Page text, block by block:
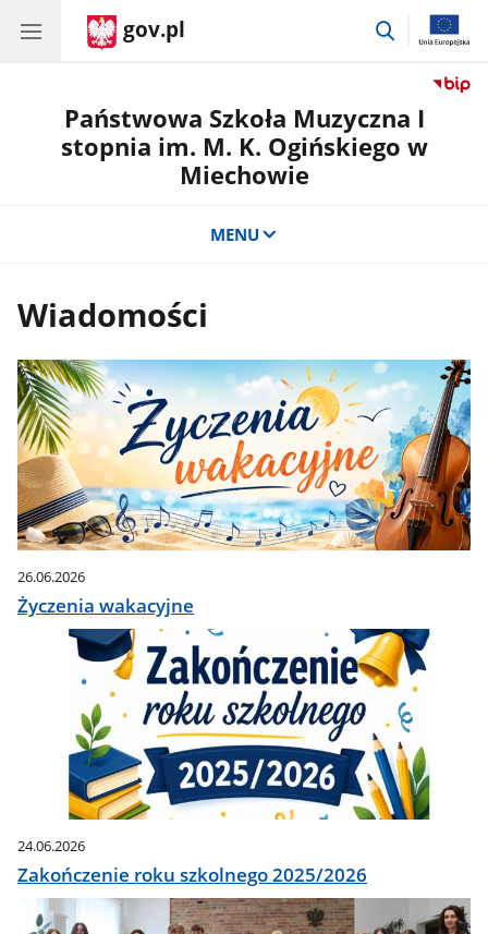
gov.pl
przejdź
Państwowa Szkoła Muzyczna I
stopnia im. M. K. Ogińskiego w
Miechowie
MENU
Wiadomości
26.06.2026
Życzenia wakacyjne
24.06.2026
Zakończenie roku szkolnego 2025/2026